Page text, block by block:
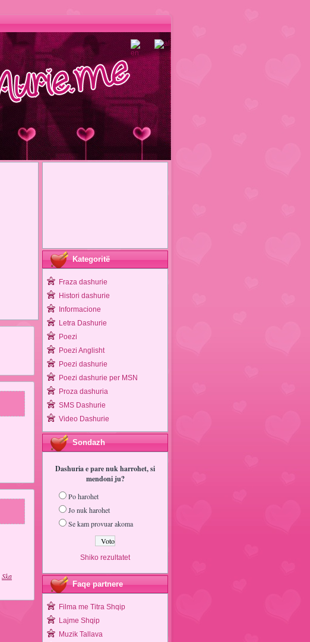
Ska
Kategoritë
Fraza dashurie
Histori dashurie
Informacione
Letra Dashurie
Poezi
Poezi Anglisht
Poezi dashurie
Poezi dashurie per MSN
Proza dashuria
SMS Dashurie
Video Dashurie
Sondazh
Dashuria e pare nuk harrohet, si
mendoni ju?
Po harohet
Jo nuk harohet
Se kam provuar akoma
Shiko rezultatet
Faqe partnere
Filma me Titra Shqip
Lajme Shqip
Muzik Tallava